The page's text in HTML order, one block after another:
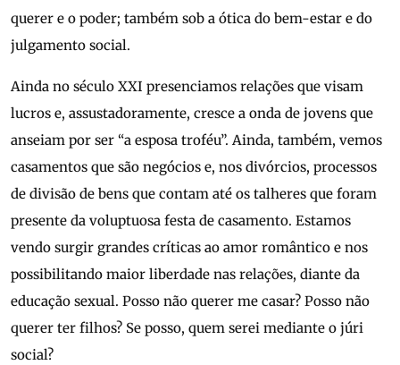
querer e o poder; também sob a ótica do bem-estar e do
julgamento social.
Ainda no século XXI presenciamos relações que visam
lucros e, assustadoramente, cresce a onda de jovens que
anseiam por ser “a esposa troféu”. Ainda, também, vemos
casamentos que são negócios e, nos divórcios, processos
de divisão de bens que contam até os talheres que foram
presente da voluptuosa festa de casamento. Estamos
vendo surgir grandes críticas ao amor romântico e nos
possibilitando maior liberdade nas relações, diante da
educação sexual. Posso não querer me casar? Posso não
querer ter filhos? Se posso, quem serei mediante o júri
social?